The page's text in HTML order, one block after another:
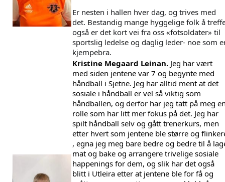
Er nesten i hallen hver dag, og trives med
det. Bestandig mange hyggelige folk å
også er det kort vei fra oss «fotsoldater» til
sportslig ledelse og daglig leder- noe som
kjempebra.
Kristine Megaard Leinan. Jeg har vært
med siden jentene var 7 og begynte med
håndball i Sjetne. Jeg har alltid ment at det
sosiale i håndball er vel så viktig som
håndballen, og derfor har jeg tatt på meg
rolle som har litt mer fokus på det. Jeg har
spilt håndball selv og gått trenerkurs, men
etter hvert som jentene ble større og
, egna jeg meg bare bedre og bedre til å
mat og bake og arrangere trivelige sosiale
happenings for dem, og slik har det også
blitt i Utleira etter at jentene ble for få og